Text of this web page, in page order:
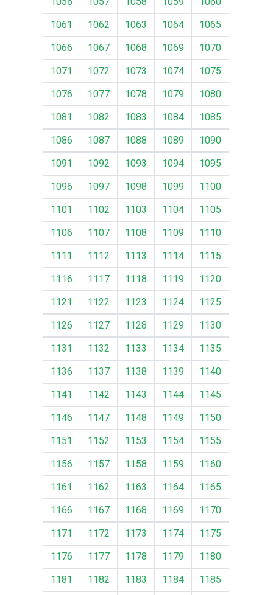
1061
1062 1063 1064
1065
1066
1067 1068 1069
1070
1071
1072 1073 1074
1075
1076
1077 1078 1079
1080
1081
1082 1083 1084
1085
1086
1087 1088 1089
1090
1091
1092 1093 1094
1095
1096
1097 1098 1099
1100
1101
1102 1103 1104
1105
1106
1107 1108 1109
1110
1111
1112 1113 1114
1115
1116
1117 1118 1119
1120
1121
1122 1123 1124
1125
1126
1127 1128 1129
1130
1131
1132 1133 1134
1135
1136
1137 1138 1139
1140
1141
1142 1143 1144
1145
1146
1147 1148 1149
1150
1151
1152 1153 1154
1155
1156
1157 1158 1159
1160
1161
1162 1163 1164
1165
1166
1167 1168 1169
1170
1171
1172 1173 1174
1175
1176
1177 1178 1179
1180
1181
1182 1183 1184 1185